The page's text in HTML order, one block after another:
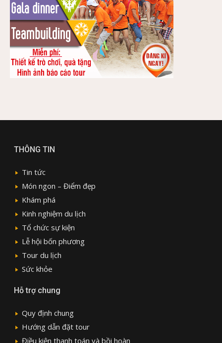
THÔNG TIN
Tin tức
Món ngon – Điểm đẹp
Khám phá
Kinh nghiệm du lịch
Tổ chức sự kiện
Lễ hội bốn phương
Tour du lịch
Sức khỏe
Hỗ trợ chung
Quy định chung
Hướng dẫn đặt tour
Điều kiện thanh toán và bồi hoàn